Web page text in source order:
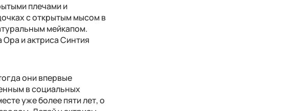
плечами и
с открытым мысом в
мейкапом.
Ора и актриса Синтия
они впервые
в социальных
уже более пяти лет, о